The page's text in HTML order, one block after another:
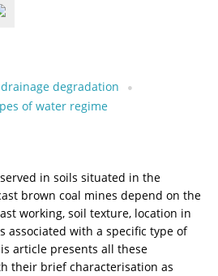
degradation
of water regime
in soils situated in the
brown coal mines depend on the
working, soil texture, location in
associated with a specific type of
article presents all these
their brief characterisation as